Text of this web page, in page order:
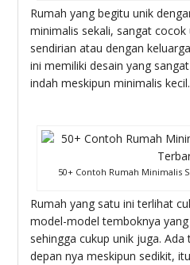
Rumah yang begitu unik
minimalis sekali, sangat
sendirian atau dengan
ini memiliki desain yang
indah meskipun minimalis kecil.
50+ Contoh Rumah Minimalis
Rumah yang satu ini terlihat
model-model temboknya
sehingga cukup unik juga.
depan nya meskipun sedikit,